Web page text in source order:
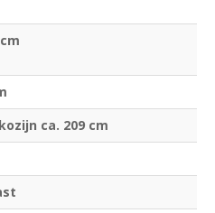
ca. 209 cm